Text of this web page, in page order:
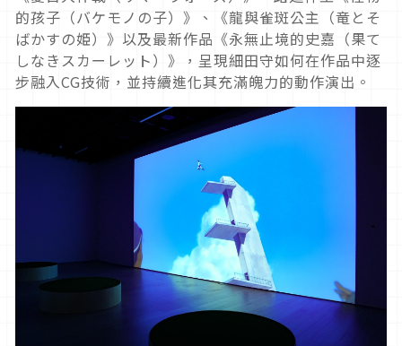
的孩子（バケモノの子）》、《龍與雀斑公主（竜とそ
ばかすの姫）》以及最新作品《永無止境的史嘉（果て
しなきスカーレット）》，呈現細田守如何在作品中逐
步融入CG技術，並持續進化其充滿魄力的動作演出。